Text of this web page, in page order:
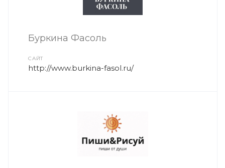
Буркина Фасоль
САЙТ
http://www.burkina-fasol.ru/